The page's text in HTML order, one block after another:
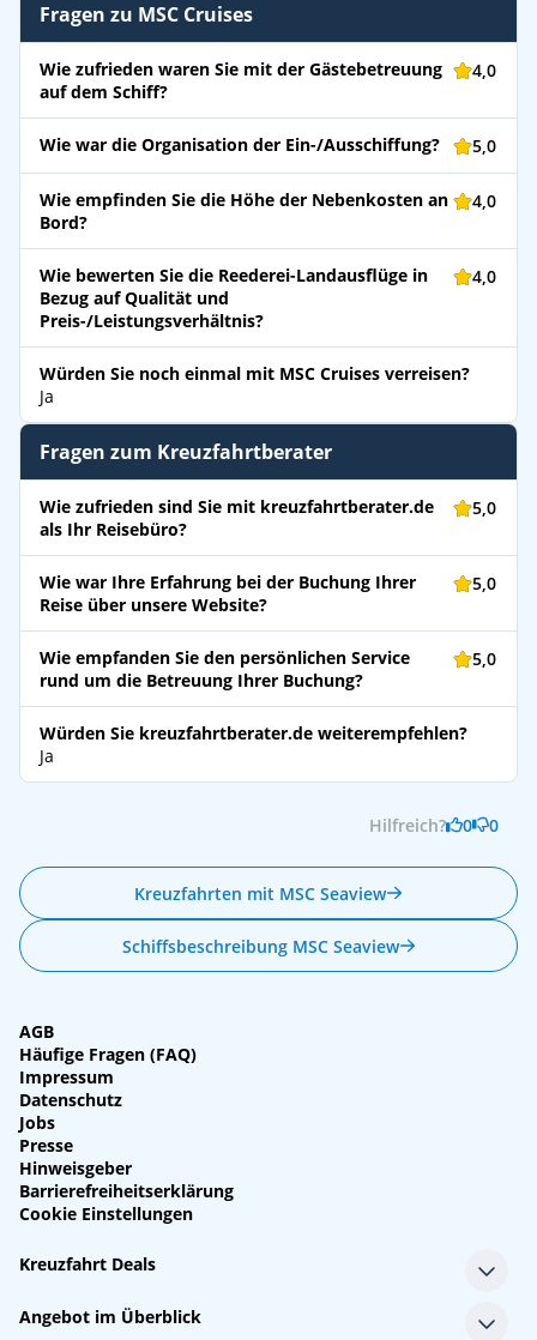
Fragen zu MSC Cruises
Wie zufrieden waren Sie mit der Gästebetreuung
auf dem Schiff?
4,0
Wie war die Organisation der Ein-/Ausschiffung? 5,0
Wie empfinden Sie die Höhe der Nebenkosten an
Bord?
4,0
Wie bewerten Sie die Reederei-Landausflüge in
Bezug auf Qualität und
Preis-/Leistungsverhältnis?
4,0
Würden Sie noch einmal mit MSC Cruises verreisen?
Ja
Fragen zum Kreuzfahrtberater
Wie zufrieden sind Sie mit kreuzfahrtberater.de
als Ihr Reisebüro?
5,0
Wie war Ihre Erfahrung bei der Buchung Ihrer
Reise über unsere Website?
5,0
Wie empfanden Sie den persönlichen Service
rund um die Betreuung Ihrer Buchung?
5,0
Würden Sie kreuzfahrtberater.de weiterempfehlen?
Ja
Kreuzfahrten mit MSC Seaview
Schiffsbeschreibung MSC Seaview
Hilfreich? 0 0
AGB
Häufige Fragen (FAQ)
Impressum
Datenschutz
Jobs
Presse
Hinweisgeber
Barrierefreiheitserklärung
Cookie Einstellungen
Kreuzfahrt Deals
Single-Kreuzfahrten
Kreuzfahrt mit Kindern
Angebot im Überblick